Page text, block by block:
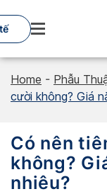
to
content
Home - Phẫu
cười không? Giá
Có nên
không?
nhiêu?